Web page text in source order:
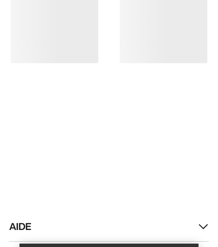
Trouver un magasin Help
AIDE